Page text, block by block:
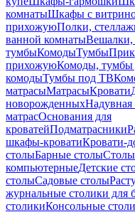
комнатыШкафы с
прихожуюПолки,
ванной комнатыВешалки,
тумбыКомодыТумбы
прихожуюКомоды, тумбы
комодыТумбы под ТВ
матрасыМатрасыКровати
новорожденныхНадувная
матрасОснования для
кроватейПодматрасники
шкафы-кроватиКровати-
столыБарные столы
компьютерныеДетские
столыСадовые столы
журнальные столики для
столикиКонсольные